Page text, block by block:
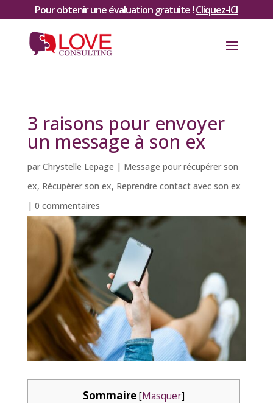
Pour obtenir une évaluation gratuite !Cliquez-ICI
3 raisons pour envoyer
un message à son ex
par Chrystelle Lepage | Message pour récupérer son
ex, Récupérer son ex, Reprendre contact avec son ex
| 0 commentaires
Sommaire [Masquer]